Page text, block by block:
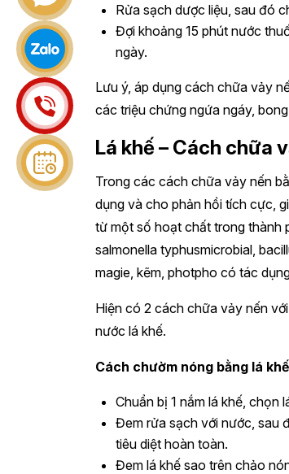
Rửa sạch dược liệu, sau đó
Đợi khoảng 15 phút nước
ngày.
Lưu ý, áp dụng cách chữa vảy
các triệu chứng ngứa ngáy,
Lá khế – Cách chữa
Trong các cách chữa vảy nến
dụng và cho phản hồi tích cực,
từ một số hoạt chất trong thành
salmonella typhusmicrobial,
magie, kẽm, photpho có tác
Hiện có 2 cách chữa vảy nến
nước lá khế.
Cách chườm nóng bằng lá
Chuẩn bị 1 nắm lá khế, chọn
Đem rửa sạch với nước, sau
tiêu diệt hoàn toàn.
Đem lá khế sao trên chảo